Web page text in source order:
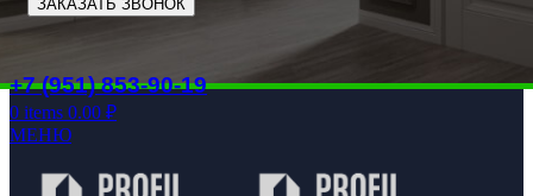
+7 (951) 853-90-19
0 items 0.00 ₽
МЕНЮ